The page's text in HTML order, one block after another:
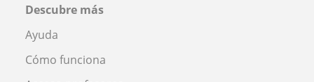
Descubre más
Ayuda
Cómo funciona